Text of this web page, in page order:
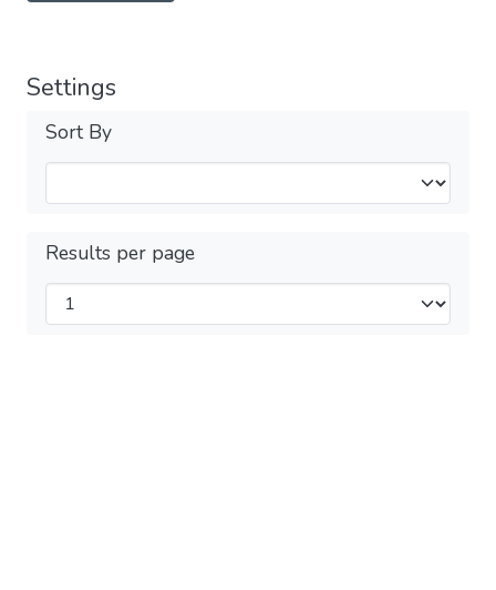
Settings
Sort By
Results per page